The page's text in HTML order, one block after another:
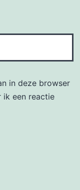
in deze browser
ik een reactie